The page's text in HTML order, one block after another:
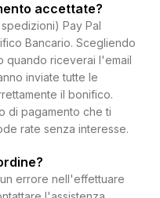
accettate?
Pay Pal
Bancario. Scegliendo
quando riceverai l'email
inviate tutte le
il bonifico.
di pagamento che ti
rate senza interesse.
errore nell'effettuare